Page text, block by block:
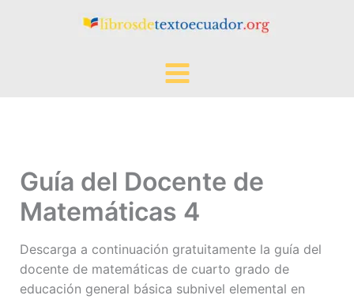
Guía del Docente de
Matemáticas 4
Descarga a continuación gratuitamente la guía del
docente de matemáticas de cuarto grado de
educación general básica subnivel elemental en